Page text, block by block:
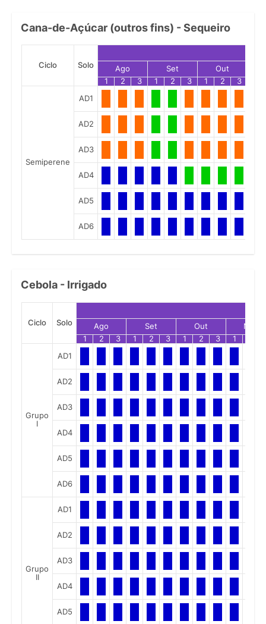
Cana-de-Açúcar (outros fins) - Sequeiro
Ciclo Solo Ago Set Out
1
2 3 1 2 3 1 2 3
Semiperene
AD1
AD2
AD3
AD4
AD5
AD6
Cebola - Irrigado
Ciclo Solo Ago Set Out
Nov
1
2 3 1 2 3 1 2 3 1
Grupo
I
AD1
AD2
AD3
AD4
AD5
AD6
Grupo
II
AD1
AD2
AD3
AD4
AD5